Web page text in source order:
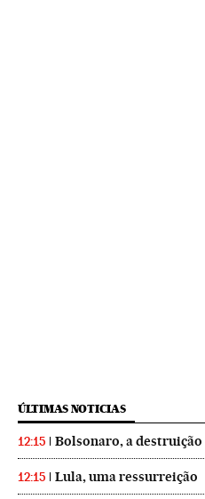
ÚLTIMAS NOTICIAS
12:15 Bolsonaro, a
12:15 Lula, uma ressurreição